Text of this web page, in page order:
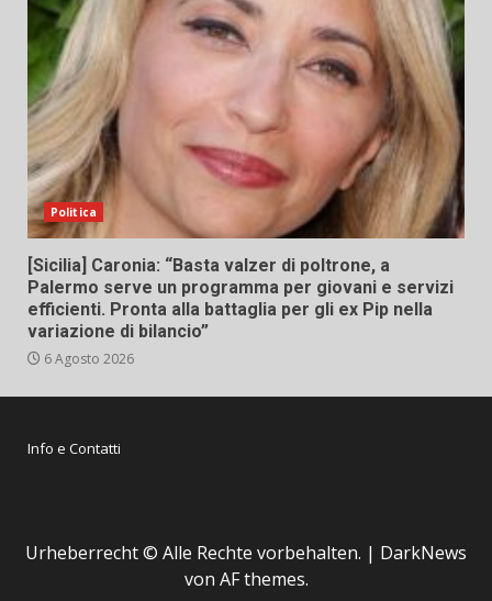
Politica
[Sicilia] Caronia: “Basta valzer di poltrone, a
Palermo serve un programma per giovani e servizi
efficienti. Pronta alla battaglia per gli ex Pip nella
variazione di bilancio”
6 Agosto 2026
Info e Contatti
Urheberrecht © Alle Rechte vorbehalten. | DarkNews
von AF themes.